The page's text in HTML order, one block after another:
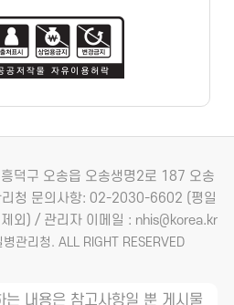
덕구 오송읍 오송생명2로 187 오송
청 문의사항: 02-2030-6602 (평일
) / 관리자 이메일 : nhis@korea.kr
관리청. ALL RIGHT RESERVED
내용은 참고사항일 뿐 게시물